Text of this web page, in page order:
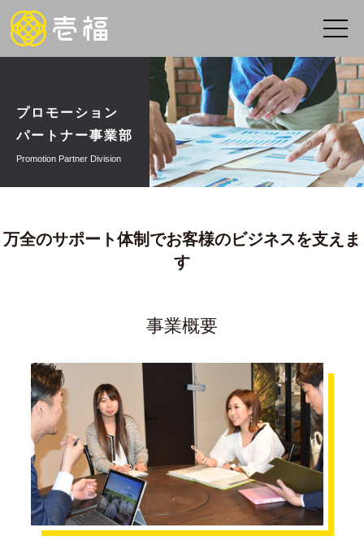
プロモーション
パートナー事業部
Promotion Partner Division
万全のサポート体制でお客様のビジネスを支えま
す
事業概要